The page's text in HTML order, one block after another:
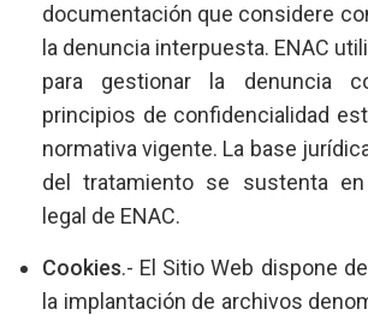
documentación que considere
la denuncia interpuesta. ENAC
para gestionar la denuncia
principios de confidencialidad
normativa vigente. La base
del tratamiento se sustenta
legal de ENAC.
Cookies.- El Sitio Web dispone
la implantación de archivos